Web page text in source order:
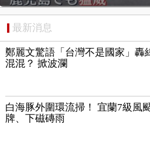
最新消息
鄭麗文驚語「台灣不是國家」轟
混混？ 掀波瀾
白海豚外圍環流掃！ 宜蘭7級風
牌、下磁磚雨